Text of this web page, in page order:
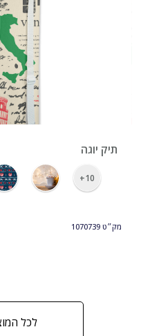
תיק יוגה
10+
מק״ט1070739
לכל